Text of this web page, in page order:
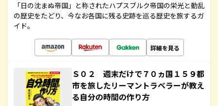
「日の沈まぬ帝国」と称されたハプスブルク帝国の栄光と動乱
の歴史をたどり、今なお各国に残る史跡を巡る歴史を旅するガ
イド。
詳細を見る
Ｓ０２ 週末だけで７０ヵ国１５９都
市を旅したリーマントラベラーが教え
る自分の時間の作り方